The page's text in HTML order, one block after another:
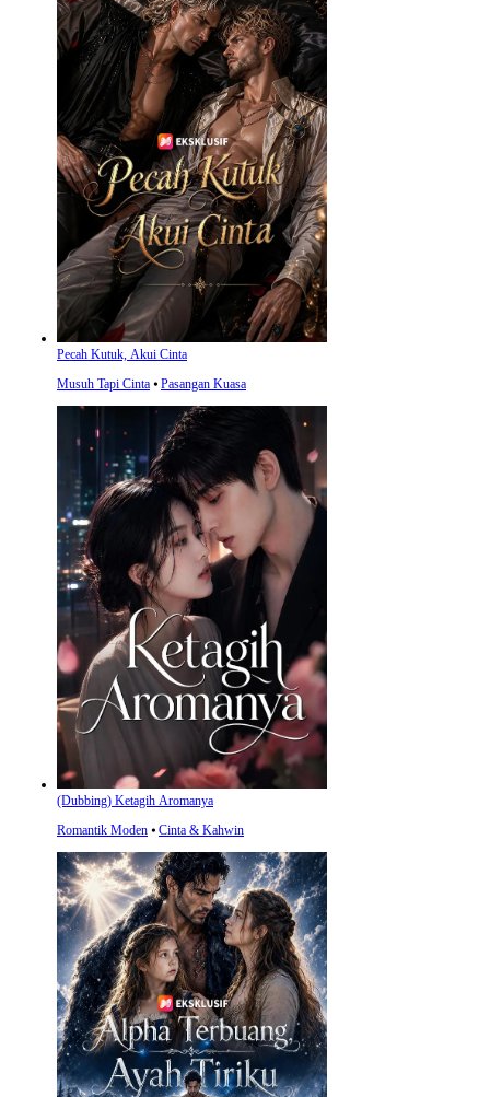
Pecah Kutuk, Akui Cinta
Musuh Tapi Cinta ⦁ Pasangan Kuasa
(Dubbing) Ketagih Aromanya
Romantik Moden ⦁ Cinta & Kahwin